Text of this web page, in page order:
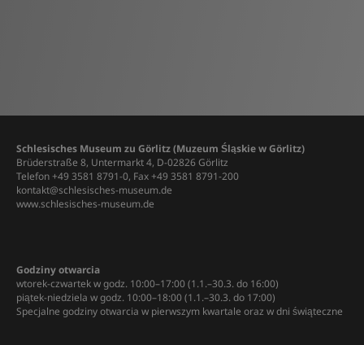
Schlesisches Museum zu Görlitz (Muzeum Śląskie w Görlitz)
Brüderstraße 8, Untermarkt 4, D-02826 Görlitz
Telefon +49 3581 8791-0, Fax +49 3581 8791-200
kontakt@schlesisches-museum.de
www.schlesisches-museum.de
Godziny otwarcia
wtorek-czwartek w godz. 10:00–17:00 (1.1.–30.3. do 16:00)
piątek-niedziela w godz. 10:00–18:00 (1.1.–30.3. do 17:00)
Specjalne godziny otwarcia w pierwszym kwartale oraz w dni świąteczne